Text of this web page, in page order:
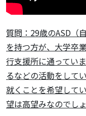
質問：29歳のASD（
を持つ方が、大学卒
行支援所に通ってい
るなどの活動をして
就くことを希望して
望は高望みなのでし